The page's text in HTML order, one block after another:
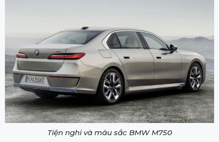
Tiện nghi và màu sắc BMW M750